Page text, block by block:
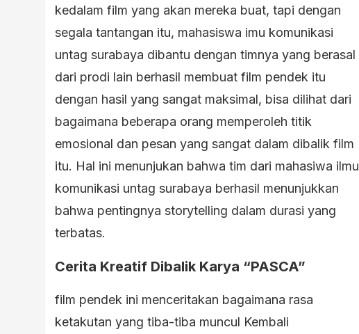
kedalam film yang akan mereka buat, tapi dengan
segala tantangan itu, mahasiswa imu komunikasi
untag surabaya dibantu dengan timnya yang berasal
dari prodi lain berhasil membuat film pendek itu
dengan hasil yang sangat maksimal, bisa dilihat dari
bagaimana beberapa orang memperoleh titik
emosional dan pesan yang sangat dalam dibalik film
itu. Hal ini menunjukan bahwa tim dari mahasiwa ilmu
komunikasi untag surabaya berhasil menunjukkan
bahwa pentingnya storytelling dalam durasi yang
terbatas.
Cerita Kreatif Dibalik Karya “PASCA”
film pendek ini menceritakan bagaimana rasa
ketakutan yang tiba-tiba muncul Kembali